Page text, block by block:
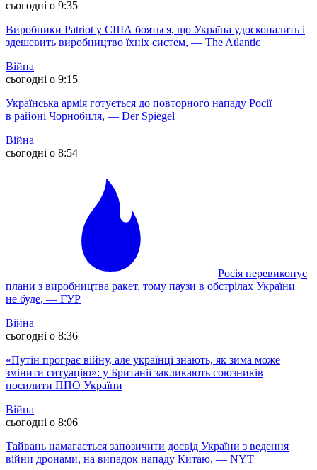
сьогодні о 9:35
Виробники Patriot у США бояться, що Україна удосконалить і
здешевить виробництво їхніх систем, — The Atlantic
Війна
сьогодні о 9:15
Українська армія готується до повторного нападу Росії
в районі Чорнобиля, — Der Spiegel
Війна
сьогодні о 8:54
Росія перевиконує
плани з виробництва ракет, тому паузи в обстрілах України
не буде, — ГУР
Війна
сьогодні о 8:36
«Путін програє війну, але українці знають, як зима може
змінити ситуацію»: у Британії закликають союзників
посилити ППО України
Війна
сьогодні о 8:06
Тайвань намагається запозичити досвід України з ведення
війни дронами, на випадок нападу Китаю, — NYT